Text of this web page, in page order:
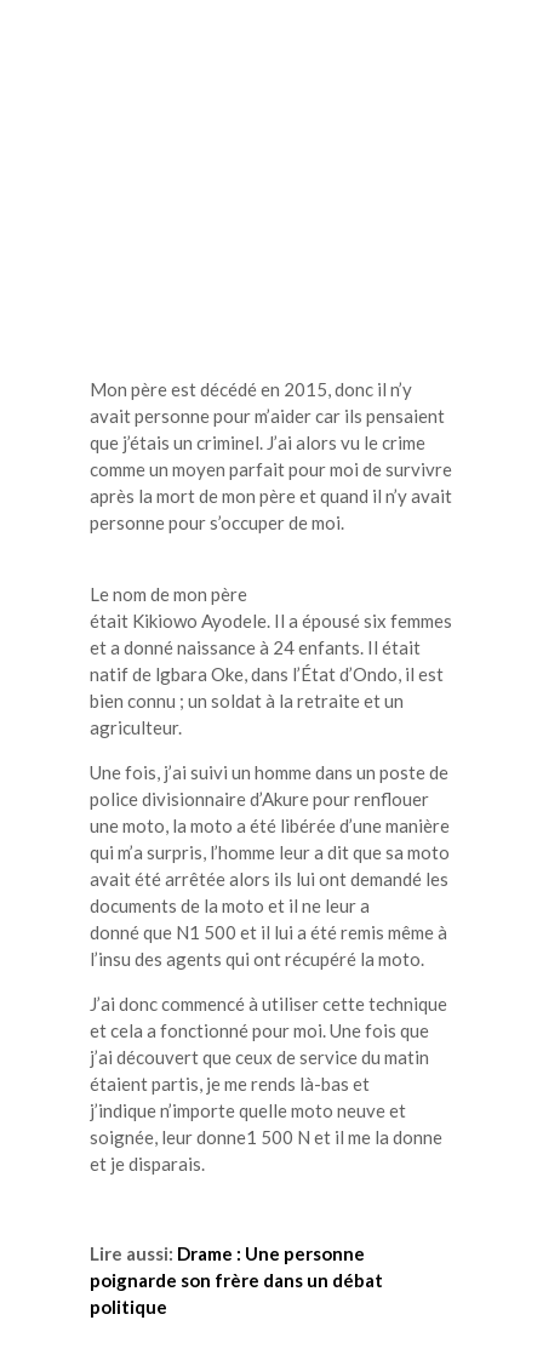
Mon père est décédé en 2015, donc il n’y
avait personne pour m’aider car ils pensaient
que j’étais un criminel. J’ai alors vu le crime
comme un moyen parfait pour moi de survivre
après la mort de mon père et quand il n’y avait
personne pour s’occuper de moi.
Le nom de mon père
était Kikiowo Ayodele. Il a épousé six femmes
et a donné naissance à 24 enfants. Il était
natif de lgbara Oke, dans l’État d’Ondo, il est
bien connu ; un soldat à la retraite et un
agriculteur.
Une fois, j’ai suivi un homme dans un poste de
police divisionnaire d’Akurepour renflouer
une moto, la moto a été libérée d’une manière
qui m’a surpris, l’homme leur a dit que sa moto
avait été arrêtée alors ils lui ont demandé les
documents de la moto et il ne leur a
donnéque N1 500 et il lui a été remis même à
l’insu des agents qui ont récupéré la moto.
J’ai donc commencé à utiliser cette technique
et cela a fonctionné pour moi.Unefois que
j’ai découvert que ceux de service du matin
étaient partis, je me rends là-bas et
j’indiquen’importe quelle moto neuve et
soignée, leurdonne1 500 N et il me la donne
et je disparais.
Lire aussi: Drame : Une personne
poignarde son frère dans un débat
politique